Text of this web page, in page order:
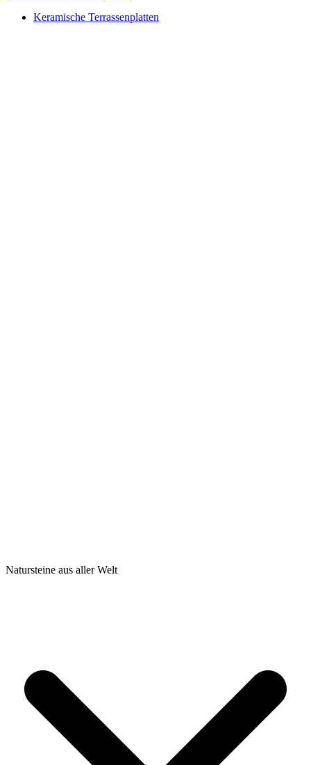
Keramische Terrassenplatten
Natursteine aus aller Welt